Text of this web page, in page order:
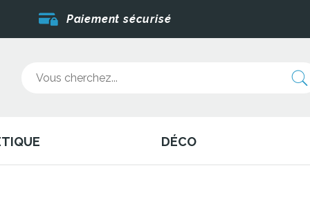
Paiement sécurisé
DÉCO